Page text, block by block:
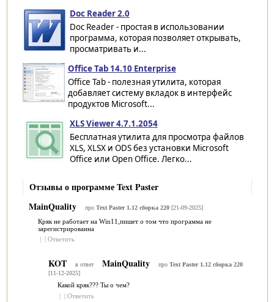
Doc Reader 2.0
Doc Reader - простая в использовании
программа, которая позволяет открывать,
просматривать и...
Office Tab 14.10 Enterprise
Office Tab - полезная утилита, которая
добавляет систему вкладок в интерфейс
продуктов Microsoft...
XLS Viewer 4.7.1.2054
Бесплатная утилита для просмотра файлов
XLS, XLSX и ODS без установки Microsoft
Office или Open Office. Легко...
Отзывы о программе Text Paster
MainQuality
про Text Paster 1.12 сборка 220[21-09-2025]
Кряк не работает на Win11,пишет о том что программа не
зарегистрированна
Ответить
KOT в ответ MainQuality про Text Paster 1.12 сборка 220
[11-12-2025]
Какой кряк??? Ты о чем?
| | Ответить